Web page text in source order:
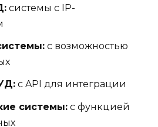
системы с IP-
с возможностью
с API для интеграции
системы: с функцией